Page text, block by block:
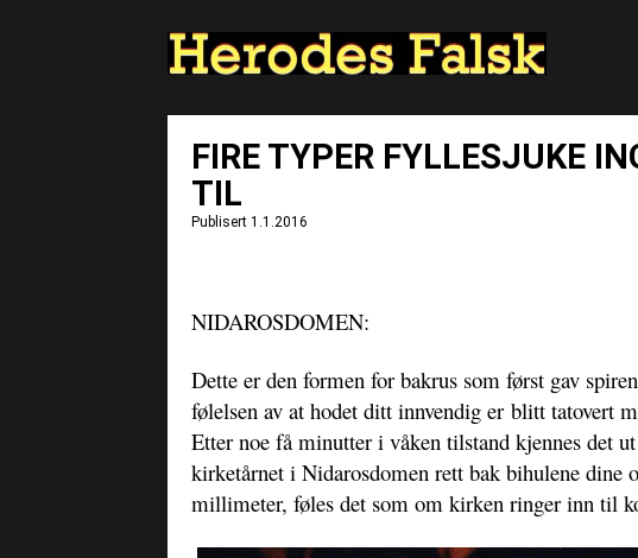
FIRE TYPER FYLLESJUKE
TIL
Publisert 1.1.2016
NIDAROSDOMEN:
Dette er den formen for bakrus som først gav
følelsen av at hodet ditt innvendig er blitt tatovert
Etter noe få minutter i våken tilstand kjennes det
kirketårnet i Nidarosdomen rett bak bihulene dine
millimeter, føles det som om kirken ringer inn til